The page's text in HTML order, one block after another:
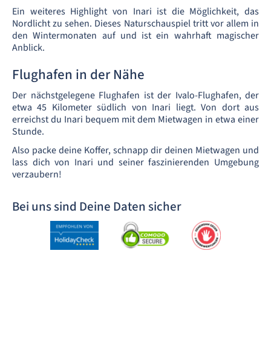
Ein weiteres Highlight von Inari ist die Möglichkeit, das
Nordlicht zu sehen. Dieses Naturschauspiel tritt vor allem in
den Wintermonaten auf und ist ein wahrhaft magischer
Anblick.
Flughafen in der Nähe
Der nächstgelegene Flughafen ist der Ivalo-Flughafen, der
etwa 45 Kilometer südlich von Inari liegt. Von dort aus
erreichst du Inari bequem mit dem Mietwagen in etwa einer
Stunde.
Also packe deine Koffer, schnapp dir deinen Mietwagen und
lass dich von Inari und seiner faszinierenden Umgebung
verzaubern!
Bei uns sind Deine Daten sicher